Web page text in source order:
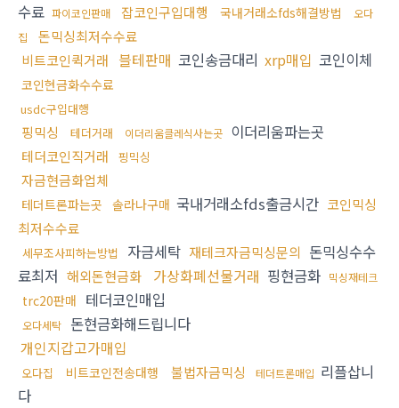
수료 파이코인판매 잡코인구입대행 국내거래소fds해결방법
오다
집
돈믹싱최저수수료
비트코인퀵거래
블테판매 코인송금대리 xrp매입 코인이체
코인현금화수수료
usdc구입대행
핑믹싱 테더거래 이더리움클레식사는곳 이더리움파는곳
테더코인직거래 핑믹싱
자금현금화업체
테더트론파는곳 솔라나구매 국내거래소fds출금시간 코인믹싱
최저수수료
세무조사피하는방법 자금세탁 재테크자금믹싱문의 돈믹싱수수
료최저 해외돈현금화 가상화폐선물거래 핑현금화 믹싱재테크
trc20판매 테더코인매입
오다세탁
돈현금화해드립니다
개인지갑고가매입
오다집 비트코인전송대행 불법자금믹싱 테더트론매입 리플삽니
다